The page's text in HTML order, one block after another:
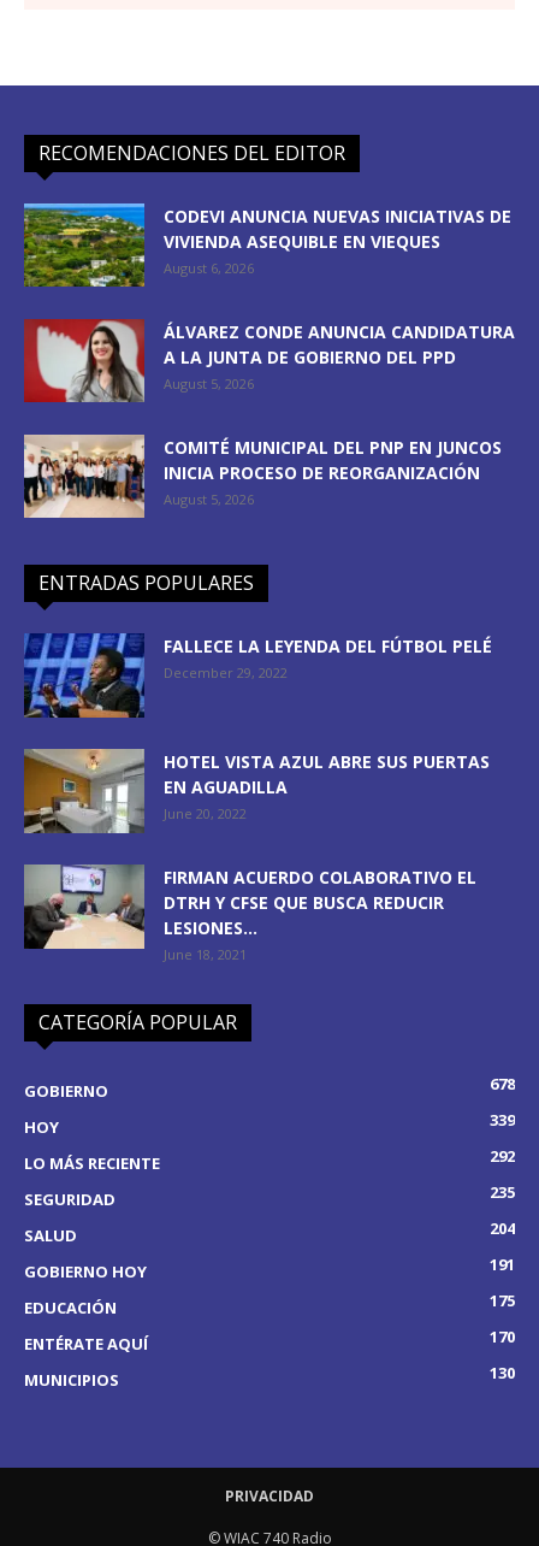
RECOMENDACIONES DEL EDITOR
CODEVI ANUNCIA NUEVAS INICIATIVAS DE
VIVIENDA ASEQUIBLE EN VIEQUES
August 6, 2026
ÁLVAREZ CONDE ANUNCIA CANDIDATURA
A LA JUNTA DE GOBIERNO DEL PPD
August 5, 2026
COMITÉ MUNICIPAL DEL PNP EN JUNCOS
INICIA PROCESO DE REORGANIZACIÓN
August 5, 2026
ENTRADAS POPULARES
FALLECE LA LEYENDA DEL FÚTBOL PELÉ
December 29, 2022
HOTEL VISTA AZUL ABRE SUS PUERTAS
EN AGUADILLA
June 20, 2022
FIRMAN ACUERDO COLABORATIVO EL
DTRH Y CFSE QUE BUSCA REDUCIR
LESIONES...
June 18, 2021
CATEGORÍA POPULAR
GOBIERNO
678
HOY
339
LO MÁS RECIENTE
292
SEGURIDAD
235
SALUD
204
GOBIERNO HOY
191
EDUCACIÓN
175
ENTÉRATE AQUÍ
170
MUNICIPIOS
130
PRIVACIDAD
© WIAC 740 Radio